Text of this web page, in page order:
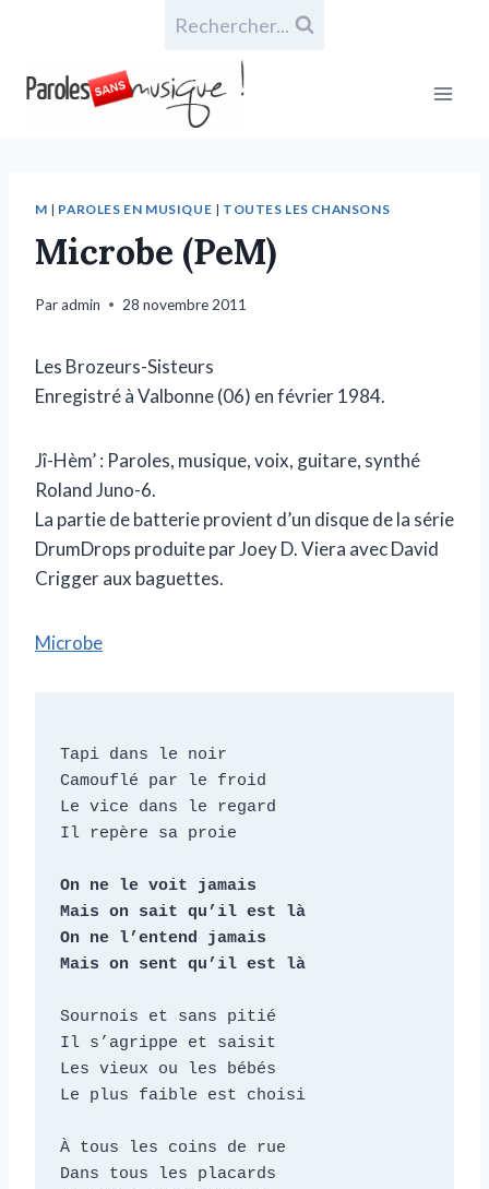
Rechercher...
M | PAROLES EN MUSIQUE | TOUTES LES CHANSONS
Microbe (PeM)
Paradmin 28 novembre 2011
Les Brozeurs-Sisteurs
Enregistré à Valbonne (06) en février 1984.
Jî-Hèm’ : Paroles, musique, voix, guitare, synthé
Roland Juno-6.
La partie de batterie provient d’un disque de la série
DrumDrops produite par Joey D. Viera avec David
Crigger aux baguettes.
Microbe
Tapi dans le noir
Camouflé par le froid
Le vice dans le regard
Il repère sa proie
On ne le voit jamais
Mais on sait qu’il est là
On ne l’entend jamais
Mais on sent qu’il est là
Sournois et sans pitié
Il s’agrippe et saisit
Les vieux ou les bébés
Le plus faible est choisi
À tous les coins de rue
Dans tous les placards